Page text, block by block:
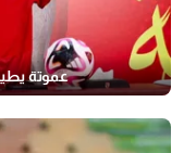
عموتة